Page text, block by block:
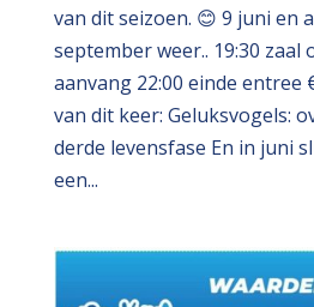
van dit seizoen. 😊 9 juni en
september weer.. 19:30 zaal
aanvang 22:00 einde entree
van dit keer: Geluksvogels:
derde levensfase En in juni
een...